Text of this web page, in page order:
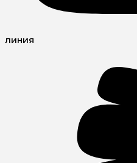
линия